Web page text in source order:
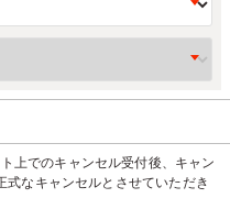
上でのキャンセル受付後、キャン
式なキャンセルとさせていただき